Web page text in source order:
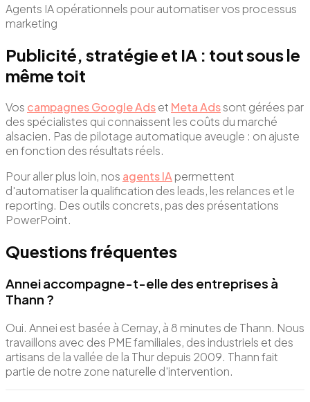
Agents IA opérationnels pour automatiser vos processus
marketing
Publicité, stratégie et IA : tout sous le
même toit
Vos campagnes Google Adset Meta Adssont gérées par
des spécialistes qui connaissent les coûts du marché
alsacien. Pas de pilotage automatique aveugle : on ajuste
en fonction des résultats réels.
Pour aller plus loin, nos agents IApermettent
d'automatiser la qualification des leads, les relances et le
reporting. Des outils concrets, pas des présentations
PowerPoint.
Questions fréquentes
Annei accompagne-t-elle des entreprises à
Thann ?
Oui. Annei est basée à Cernay, à 8 minutes de Thann. Nous
travaillons avec des PME familiales, des industriels et des
artisans de la vallée de la Thur depuis 2009. Thann fait
partie de notre zone naturelle d'intervention.